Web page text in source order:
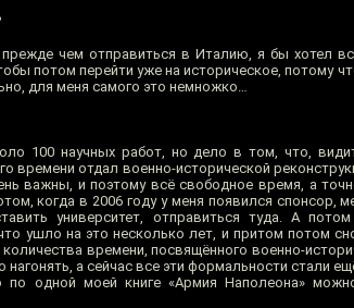
чем отправиться в Италию, я бы хотел
потом перейти уже на историческое, потому
для меня самого это немножко…
100 научных работ, но дело в том, что,
времени отдал военно-исторической
важны, и поэтому всё свободное время, а
когда в 2006 году у меня появился спонсор,
университет, отправиться туда. А
ушло на это несколько лет, и притом потом
времени, посвящённого военно-
нагонять, а сейчас все эти формальности стали
по одной моей книге «Армия Наполеона»